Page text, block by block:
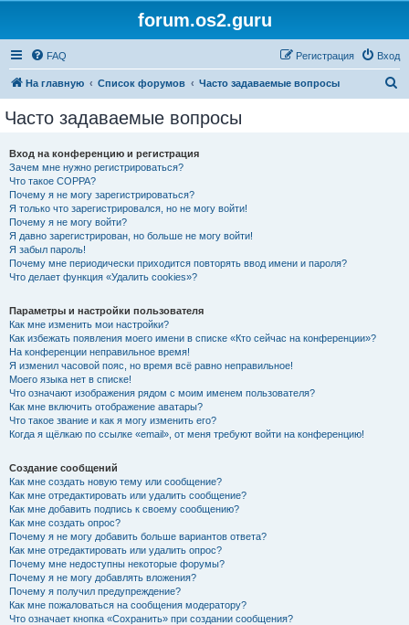
forum.os2.guru
FAQ Вход
Регистрация
На главную Список форумов Часто задаваемые вопросы
Часто задаваемые вопросы
Вход на конференцию и регистрация
Зачем мне нужно регистрироваться?
Что такое COPPA?
Почему я не могу зарегистрироваться?
Я только что зарегистрировался, но не могу войти!
Почему я не могу войти?
Я давно зарегистрирован, но больше не могу войти!
Я забыл пароль!
Почему мне периодически приходится повторять ввод имени и пароля?
Что делает функция «Удалить cookies»?
Параметры и настройки пользователя
Как мне изменить мои настройки?
Как избежать появления моего имени в списке «Кто сейчас на конференции»?
На конференции неправильное время!
Я изменил часовой пояс, но время всё равно неправильное!
Моего языка нет в списке!
Что означают изображения рядом с моим именем пользователя?
Как мне включить отображение аватары?
Что такое звание и как я могу изменить его?
Когда я щёлкаю по ссылке «email», от меня требуют войти на конференцию!
Создание сообщений
Как мне создать новую тему или сообщение?
Как мне отредактировать или удалить сообщение?
Как мне добавить подпись к своему сообщению?
Как мне создать опрос?
Почему я не могу добавить больше вариантов ответа?
Как мне отредактировать или удалить опрос?
Почему мне недоступны некоторые форумы?
Почему я не могу добавлять вложения?
Почему я получил предупреждение?
Как мне пожаловаться на сообщения модератору?
Что означает кнопка «Сохранить» при создании сообщения?